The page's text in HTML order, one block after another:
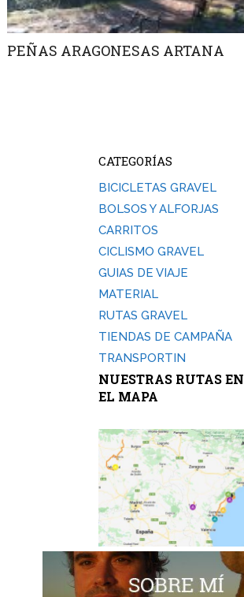
PEÑAS ARAGONESAS ARTANA
CATEGORÍAS
BICICLETAS GRAVEL
BOLSOS Y ALFORJAS
CARRITOS
CICLISMO GRAVEL
GUIAS DE VIAJE
MATERIAL
RUTAS GRAVEL
TIENDAS DE CAMPAÑA
TRANSPORTIN
NUESTRAS RUTAS EN
EL MAPA